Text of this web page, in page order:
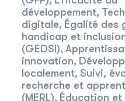
développement,
digitale, Égalité des
handicap et
(GEDSI),
innovation,
localement, Suivi,
recherche et
(MERL), Éducation